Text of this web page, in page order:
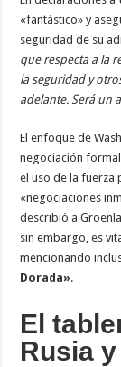
«fantástico» y
seguridad de su
que respecta a la
la seguridad y
adelante. Será un
El enfoque de
negociación
el uso de la fuerza
«negociaciones
describió a
sin embargo, es
mencionando
Dorada».
El
Rusia